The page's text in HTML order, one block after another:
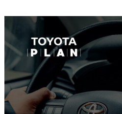
entradas